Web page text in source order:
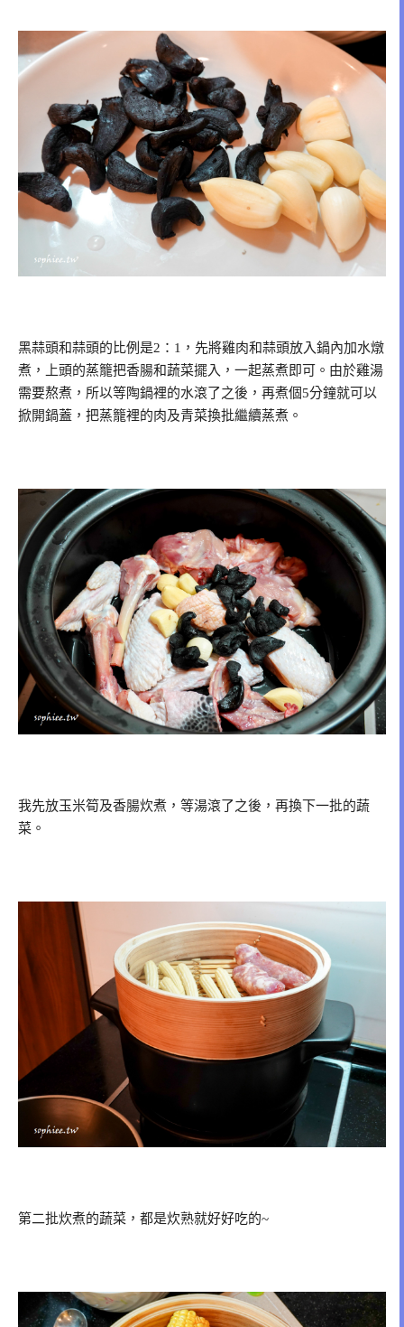
黑蒜頭和蒜頭的比例是2：1，先將雞肉和蒜頭放入鍋內加水燉
煮，上頭的蒸籠把香腸和蔬菜擺入，一起蒸煮即可。由於雞湯
需要熬煮，所以等陶鍋裡的水滾了之後，再煮個5分鐘就可以
掀開鍋蓋，把蒸籠裡的肉及青菜換批繼續蒸煮。
我先放玉米筍及香腸炊煮，等湯滾了之後，再換下一批的蔬
菜。
第二批炊煮的蔬菜，都是炊熟就好好吃的~